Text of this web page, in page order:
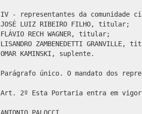
IV - representantes da comunidade
JOSÉ LUIZ RIBEIRO FILHO, titular;
FLÁVIO RECH WAGNER, titular;
LISANDRO ZAMBENEDETTI
OMAR KAMINSKI, suplente.
Parágrafo único. O mandato dos
Art. 2º Esta Portaria entra em
ANTONIO PALOCCI